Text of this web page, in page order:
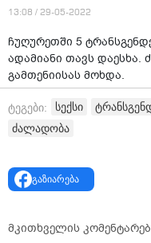
13:08 / 29-05-2022
ჩუღურეთში 5
ადამიანი თავს დაესხა.
გამთენიისას მოხდა.
ერთ-ერთი
რომ ინციდენტი მას
მათთან სახლში მივიდა
სიტყვიერად
დაურეკა რამდენიმე
ტრანსგენდერმა ქალმა
ტეგები: სექსი
ძალადობა
გაზიარება
მკითხველის